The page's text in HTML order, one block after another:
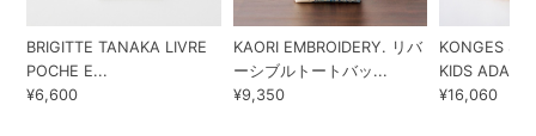
BRIGITTE TANAKA LIVRE
POCHE E...
¥6,600
KAORI EMBROIDERY. リバ
ーシブルトートバッ...
¥9,350
KONGES
KIDS ADA...
¥16,060